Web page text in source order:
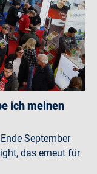
ich meinen
September
das erneut für